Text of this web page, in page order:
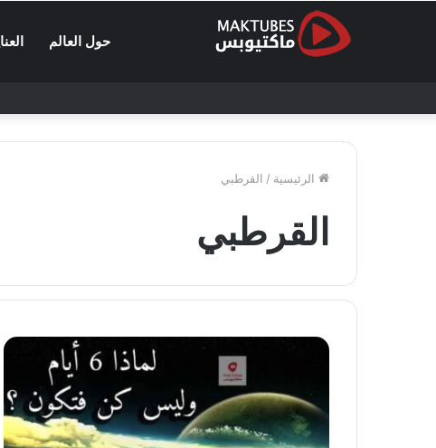
حول العالم
الرئيسية / القرطبي
القرطبي